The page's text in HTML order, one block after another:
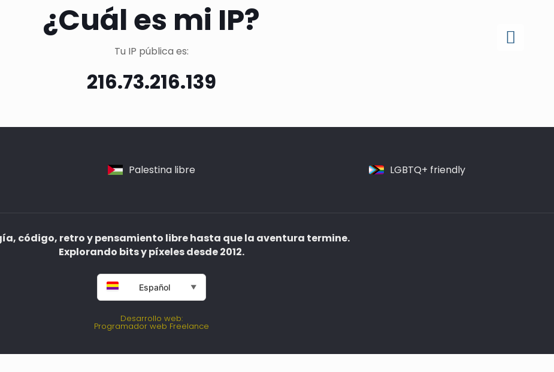
¿Cuál es mi IP?
Tu IP pública es:
216.73.216.139
Palestina libre LGBTQ+ friendly
código, retro y pensamiento libre hasta que la aventura termine.
Explorando bits y píxeles desde 2012.
Español ▼
Desarrollo web:
Programador web Freelance